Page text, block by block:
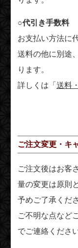
○代引き手数料
お支払い方法に
送料の他に別途
ります。
詳しくは「 送料
ご注文変更・キ
ご注文後はお客
量の変更は原則
予めご了承くだ
ご不明な点など
でご連絡ください